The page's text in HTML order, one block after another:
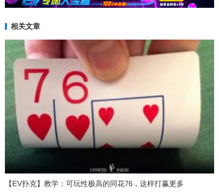
相关文章
【EV扑克】教学：可玩性极高的同花76，这样打赢更多